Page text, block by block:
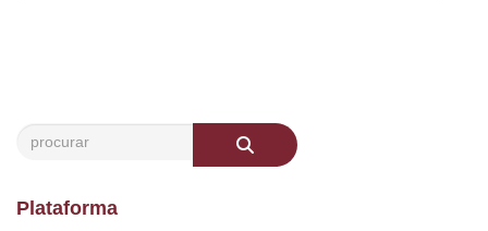
Plataforma